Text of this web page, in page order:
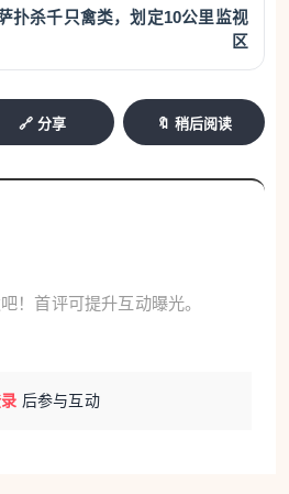
扑杀千只禽类，划定10公里监视
区
🔗 分享 🔖 稍后阅读
！首评可提升互动曝光。
后参与互动